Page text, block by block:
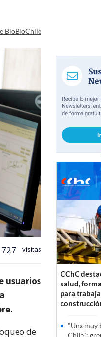
BioBioChile
727 visitas
usuarios
de
CChC
salud,
para
"Una muy
Chile":